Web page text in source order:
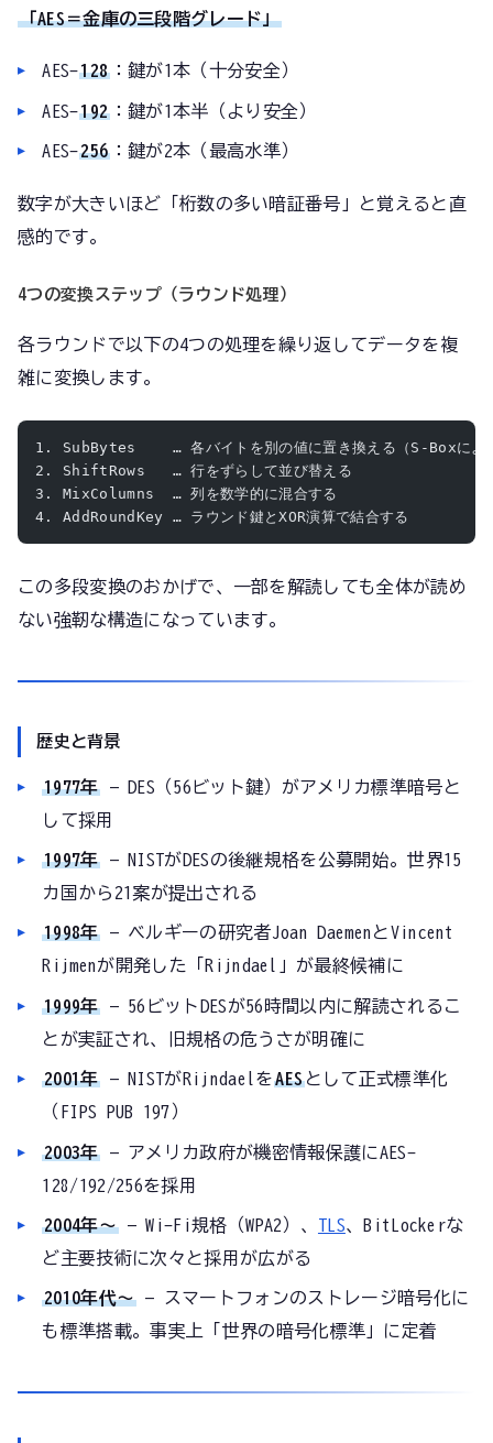
「AES＝金庫の三段階グレード」
AES-128：鍵が1本（十分安全）
AES-192：鍵が1本半（より安全）
AES-256：鍵が2本（最高水準）
数字が大きいほど「桁数の多い暗証番号」と覚えると直
感的です。
4つの変換ステップ（ラウンド処理）
各ラウンドで以下の4つの処理を繰り返してデータを複
雑に変換します。
1. SubBytes    … 各バイトを別の値に置き換える（S-Boxによ
2. ShiftRows   … 行をずらして並び替える
3. MixColumns  … 列を数学的に混合する
4. AddRoundKey … ラウンド鍵とXOR演算で結合する
この多段変換のおかげで、一部を解読しても全体が読め
ない強靭な構造になっています。
歴史と背景
1977年 — DES（56ビット鍵）がアメリカ標準暗号と
して採用
1997年 — NISTがDESの後継規格を公募開始。世界15
カ国から21案が提出される
1998年 — ベルギーの研究者Joan DaemenとVincent
Rijmenが開発した「Rijndael」が最終候補に
1999年 — 56ビットDESが56時間以内に解読されるこ
とが実証され、旧規格の危うさが明確に
2001年 — NISTがRijndaelを AESとして正式標準化
（FIPS PUB 197）
2003年 — アメリカ政府が機密情報保護にAES-
128/192/256を採用
2004年〜— Wi-Fi規格（WPA2）、 TLS、BitLockerな
ど主要技術に次々と採用が広がる
2010年代〜— スマートフォンのストレージ暗号化に
も標準搭載。事実上「世界の暗号化標準」に定着